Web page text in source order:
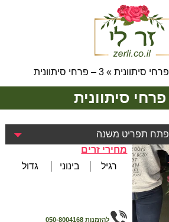
פרחי סיתוונית » 3 – פרחי סיתוונית
פתח תפריט משנה
מחירי זרים
רגיל
בינוני גדול
להזמנות 050-8004168